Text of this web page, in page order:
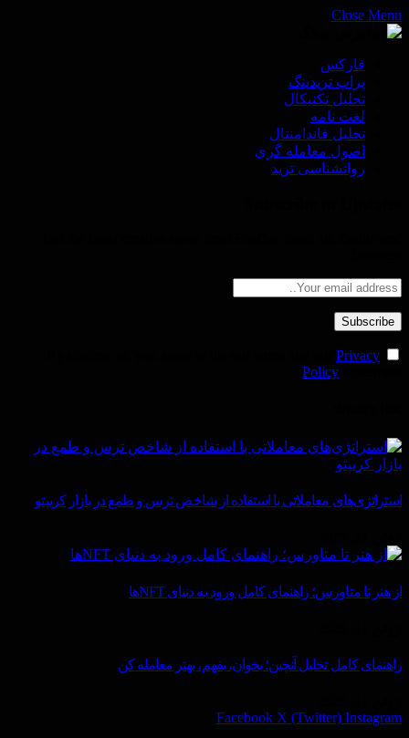
Close Menu
فاركس
پراپ تريدينگ
تحليل تكنيكال
لغت نامه
تحليل فاندامنتال
اصول معامله گرى
روانشناسى ترید
Privacy
Policy
استراتژی‌های معاملاتی با استفاده از شاخص ترس و طمع در بازار کریپتو
از هنر تا متاورس؛ راهنمای کامل ورود به دنیای NFTها
راهنمای کامل تحلیل آنچین؛ بخوان، بفهم، بهتر معامله کن
Facebook X (Twitter) Instagram